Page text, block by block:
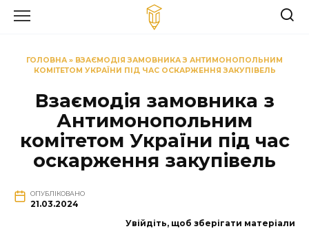
ГОЛОВНА» ВЗАЄМОДІЯ ЗАМОВНИКА З АНТИМОНОПОЛЬНИМ
КОМІТЕТОМ УКРАЇНИ ПІД ЧАС ОСКАРЖЕННЯ ЗАКУПІВЕЛЬ
Взаємодія замовника з
Антимонопольним
комітетом України під час
оскарження закупівель
ОПУБЛІКОВАНО
21.03.2024
Увійдіть, щоб зберігати матеріали